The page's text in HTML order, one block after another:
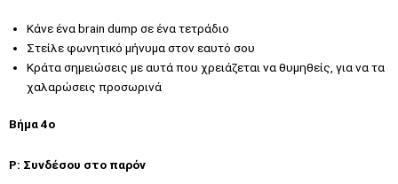
Κάνε ένα brain dump σε ένα τετράδιο
Στείλε φωνητικό μήνυμα στον εαυτό σου
Κράτα σημειώσεις με αυτά που χρειάζεται να θυμηθείς, για να τα
χαλαρώσεις προσωρινά
Βήμα 4ο
P: Συνδέσου στο παρόν